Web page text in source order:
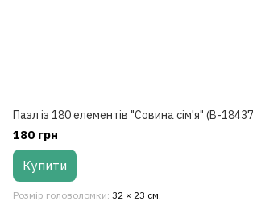
Пазл із 180 елементів "Совина сім'я" (B-
180 грн
Купити
Розмір головоломки 32 × 23 см.